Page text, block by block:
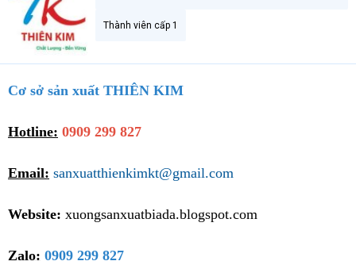
Thành viên cấp 1
Cơ sở sản xuất THIÊN KIM
Hotline: 0909 299 827
Email: sanxuatthienkimkt@gmail.com
Website: xuongsanxuatbiada.blogspot.com
Zalo: 0909 299 827